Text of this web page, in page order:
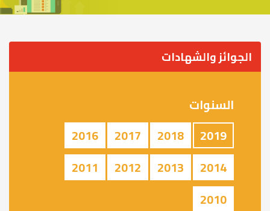
الجوائز والشهادات
السنوات
2019
2018
2017
2016
2014
2013
2012
2011
2010